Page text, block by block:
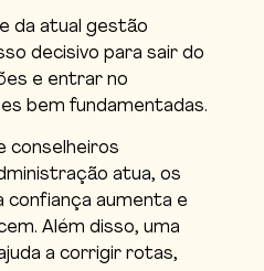
da atual gestão
decisivo para sair do
e entrar no
bem fundamentadas.
conselheiros
atua, os
confiança aumenta e
Além disso, uma
a corrigir rotas,